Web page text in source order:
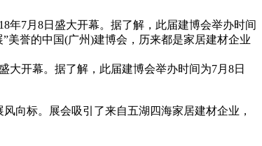
年7月8日盛大开幕。据了解，此届建博会举办时间
美誉的中国(广州)建博会，历来都是家居建材企业
大开幕。据了解，此届建博会举办时间为7月8日
向标。展会吸引了来自五湖四海家居建材企业，